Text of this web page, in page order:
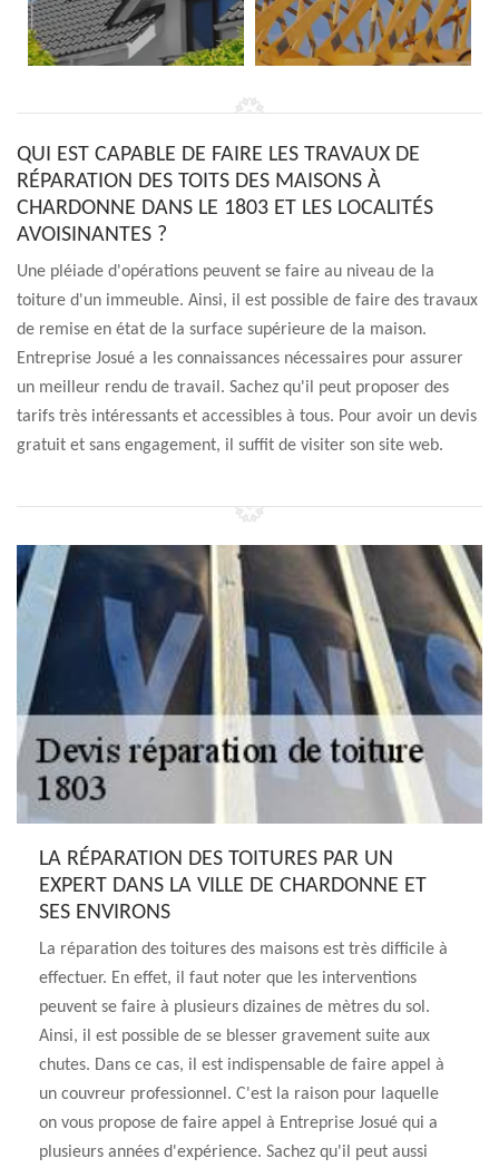
QUI EST CAPABLE DE FAIRE LES TRAVAUX DE
RÉPARATION DES TOITS DES MAISONS À
CHARDONNE DANS LE 1803 ET LES LOCALITÉS
AVOISINANTES ?
Une pléiade d'opérations peuvent se faire au niveau de la
toiture d'un immeuble. Ainsi, il est possible de faire des travaux
de remise en état de la surface supérieure de la maison.
Entreprise Josué a les connaissances nécessaires pour assurer
un meilleur rendu de travail. Sachez qu'il peut proposer des
tarifs très intéressants et accessibles à tous. Pour avoir un devis
gratuit et sans engagement, il suffit de visiter son site web.
LA RÉPARATION DES TOITURES PAR UN
EXPERT DANS LA VILLE DE CHARDONNE ET
SES ENVIRONS
La réparation des toitures des maisons est très difficile à
effectuer. En effet, il faut noter que les interventions
peuvent se faire à plusieurs dizaines de mètres du sol.
Ainsi, il est possible de se blesser gravement suite aux
chutes. Dans ce cas, il est indispensable de faire appel à
un couvreur professionnel. C'est la raison pour laquelle
on vous propose de faire appel à Entreprise Josué qui a
plusieurs années d'expérience. Sachez qu'il peut aussi